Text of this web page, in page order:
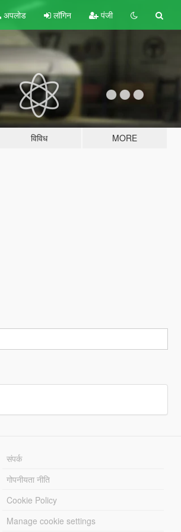
अपलोड लॉगिन पंजी
विविध MORE
संपर्क
गोपनीयता नीति
Cookie Policy
Manage cookie settings